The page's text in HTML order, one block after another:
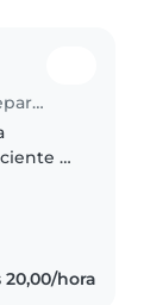
Niñera en La Guardia (Departamento de Santa Cruz)
y
20,00/hora